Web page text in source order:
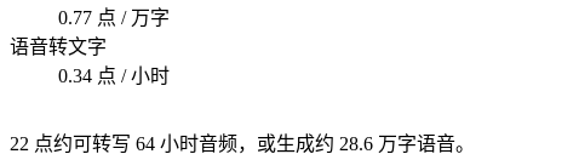
0.77 点 / 万字
语音转文字
0.34 点 / 小时
22 点约可转写 64 小时音频，或生成约 28.6 万字语音。